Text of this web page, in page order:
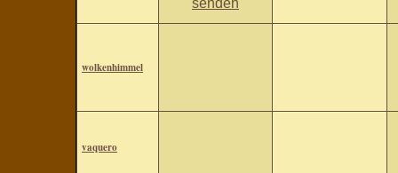
wolkenhimmel
vaquero